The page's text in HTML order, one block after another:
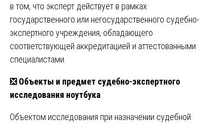
в том, что эксперт действует в рамках
государственного или негосударственного судебно-
экспертного учреждения, обладающего
соответствующей аккредитацией и аттестованными
специалистами.
❎Объекты и предмет судебно-экспертного
исследования ноутбука
Объектом исследования при назначении судебной